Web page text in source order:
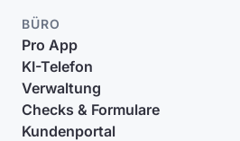
BÜRO
Pro App
KI-Telefon
Verwaltung
Checks & Formulare
Kundenportal